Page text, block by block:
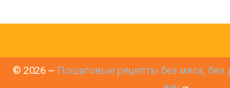
© 2026~ Пошаговые рецепты без мяса, без